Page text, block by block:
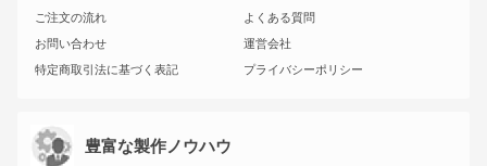
ご注文の流れ
よくある質問
お問い合わせ
運営会社
特定商取引法に基づく表記
プライバシーポリシー
豊富な製作ノウハウ